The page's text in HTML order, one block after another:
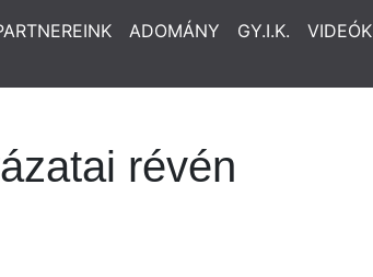
ADOMÁNY GY.I.K. VIDEÓK
révén